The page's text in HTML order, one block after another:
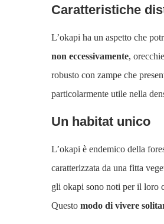
Caratteristiche
L’okapi ha un aspetto che
non eccessivamente,
robusto con zampe che
particolarmente utile nella
Un habitat unico
L’okapi è endemico della
caratterizzata da una fitta
gli okapi sono noti per il loro
Questo modo di vivere